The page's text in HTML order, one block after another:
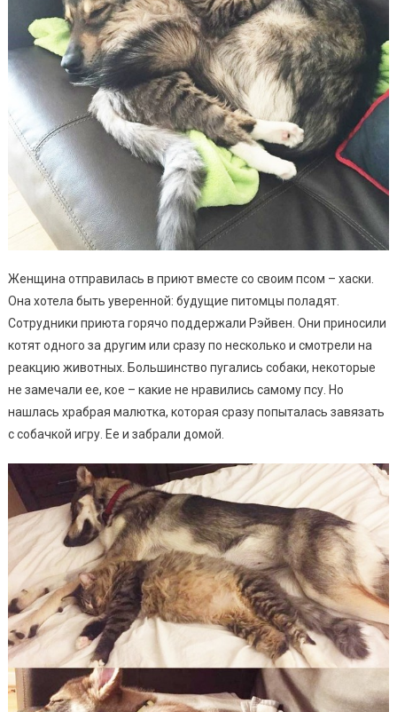
Женщина отправилась в приют вместе со своим псом – хаски.
Она хотела быть уверенной: будущие питомцы поладят.
Сотрудники приюта горячо поддержали Рэйвен. Они приносили
котят одного за другим или сразу по несколько и смотрели на
реакцию животных. Большинство пугались собаки, некоторые
не замечали ее, кое – какие не нравились самому псу. Но
нашлась храбрая малютка, которая сразу попыталась завязать
с собачкой игру. Ее и забрали домой.